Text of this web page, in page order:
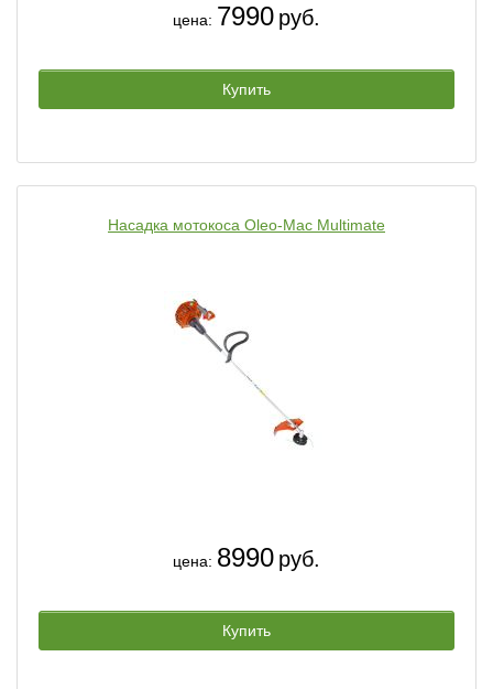
цена: 7990 руб.
Купить
Насадка мотокоса Oleo-Mac Multimate
цена: 8990 руб.
Купить